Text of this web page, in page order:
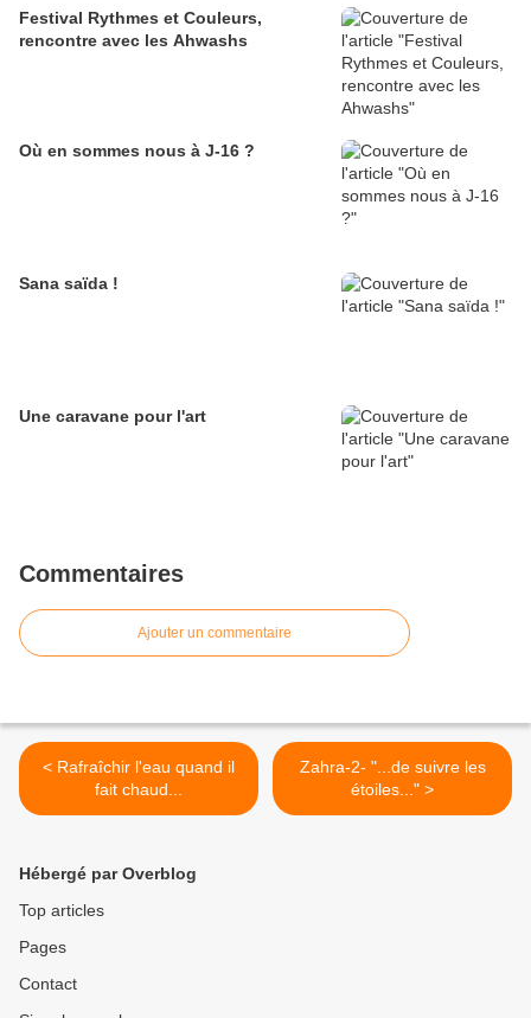
Festival Rythmes et Couleurs,
rencontre avec les Ahwashs
Où en sommes nous à J-16 ?
Sana saïda !
Une caravane pour l'art
Commentaires
Ajouter un commentaire
< Rafraîchir l'eau quand il
fait chaud...
Zahra-2- "...de suivre les
étoiles..." >
Hébergé par Overblog
Top articles
Pages
Contact